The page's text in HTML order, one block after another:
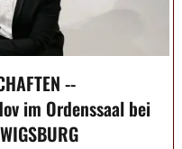
--
im Ordenssaal bei